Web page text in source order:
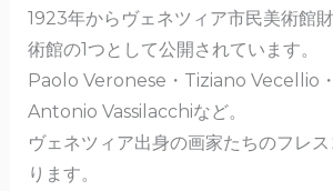
1923年からヴェネツィア市民美術館
術館の1つとして公開されています。
Paolo Veronese・Tiziano Vecellio
Antonio Vassilacchiなど。
ヴェネツィア出身の画家たちのフレ
ります。